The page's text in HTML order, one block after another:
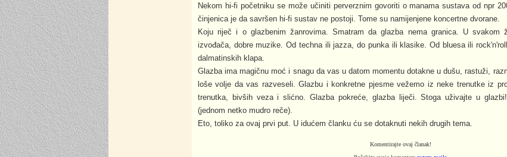
Nekom hi-fi početniku se može učiniti perverznim govoriti o manama sustava od npr
činjenica je da savršen hi-fi sustav ne postoji. Tome su namijenjene koncertne dvorane.
Koju riječ i o glazbenim žanrovima. Smatram da glazba nema granica. U svakom
izvođača, dobre muzike. Od techna ili jazza, do punka ili klasike. Od bluesa ili
dalmatinskih klapa.
Glazba ima magičnu moć i snagu da vas u datom momentu dotakne u dušu, rastuži,
loše volje da vas razveseli. Glazbu i konkretne pjesme vežemo iz neke trenutke iz
trenutka, bivših veza i slićno. Glazba pokreće, glazba liječi. Stoga uživajte u
(jednom netko mudro reče).
Eto, toliko za ovaj prvi put. U idućem članku ću se dotaknuti nekih drugih tema.
Komentirajte ovaj članak!